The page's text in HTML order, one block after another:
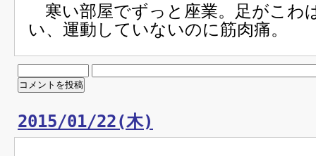
寒い部屋でずっと座業。足がこわ
い、運動していないのに筋肉痛。
2015/01/22(木)